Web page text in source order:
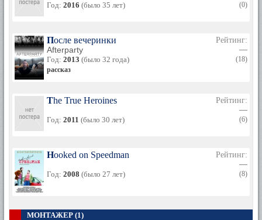
Год: 2016 (было 35 лет) (0)
После вечеринки
Afterparty
Год: 2013 (было 32 года)
рассказ
Рейтинг:
—
(18)
The True Heroines
Год: 2011 (было 30 лет)
Рейтинг:
—
(6)
Hooked on Speedman
Год: 2008 (было 27 лет)
Рейтинг:
—
(8)
МОНТАЖЕР (1)